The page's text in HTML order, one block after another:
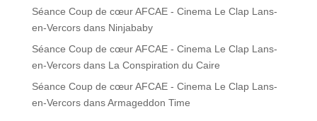
Séance Coup de cœur AFCAE - Cinema Le Clap Lans-
en-Vercorsdans Ninjababy
Séance Coup de cœur AFCAE - Cinema Le Clap Lans-
en-Vercorsdans La Conspiration du Caire
Séance Coup de cœur AFCAE - Cinema Le Clap Lans-
en-VercorsdansArmageddon Time